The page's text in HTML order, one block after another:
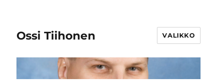
Ossi Tiihonen VALIKKO